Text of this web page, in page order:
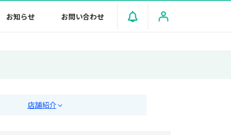
お知らせ お問い合わせ
店舗紹介